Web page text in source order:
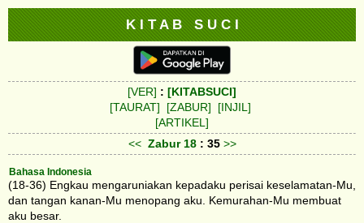
K I T A B S U C I
[VER] : [KITABSUCI]
[TAURAT]
[ZABUR]
[INJIL]
[ARTIKEL]
<< Zabur 18 : 35 >>
Bahasa Indonesia
(18-36) Engkau mengaruniakan kepadaku perisai keselamatan-Mu,
dan tangan kanan-Mu menopang aku. Kemurahan-Mu membuat
aku besar.